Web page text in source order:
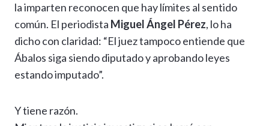
la imparten reconocen que hay límites al sentido
común. El periodista Miguel Ángel Pérez, lo ha
dicho con claridad: “El juez tampoco entiende que
Ábalos siga siendo diputado y aprobando leyes
estando imputado”.
Y tiene razón.